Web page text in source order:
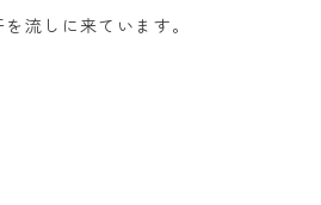
を流しに来ています。